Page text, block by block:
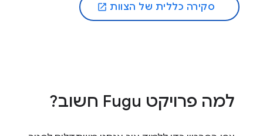
סקירה כללית של הצוות open_in_new
למה פרויקט Fugu חשוב?